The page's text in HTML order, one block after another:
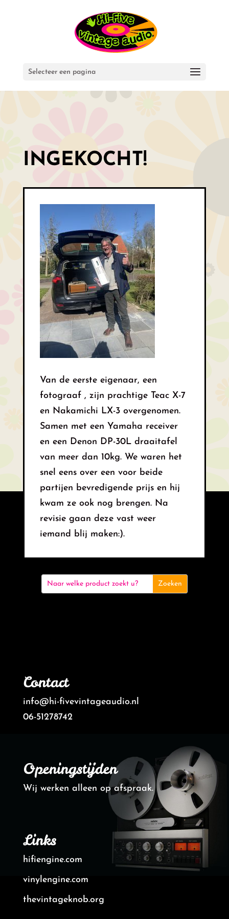
Selecteer een pagina
INGEKOCHT!
Van de eerste eigenaar, een
fotograaf , zijn prachtige Teac X-7
en Nakamichi LX-3 overgenomen.
Samen met een Yamaha receiver
en een Denon DP-30L draaitafel
van meer dan 10kg. We waren het
snel eens over een voor beide
partijen bevredigende prijs en hij
kwam ze ook nog brengen. Na
revisie gaan deze vast weer
iemand blij maken:).
Contact
info@hi-fivevintageaudio.nl
06-51278742
Openingstijden
Wij werken alleen op afspraak.
Links
hifiengine.com
vinylengine.com
thevintageknob.org